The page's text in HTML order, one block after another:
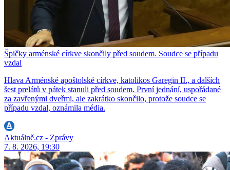
Špičky arménské církve skončily před soudem. Soudce se případu
vzdal
Hlava Arménské apoštolské církve, katolikos Garegin II., a dalších
šest prelátů v pátek stanuli před soudem. První jednání, uspořádané
za zavřenými dveřmi, ale zakrátko skončilo, protože soudce se
případu vzdal, oznámila média.
Aktuálně.cz - Zprávy
7. 8. 2026, 19:30